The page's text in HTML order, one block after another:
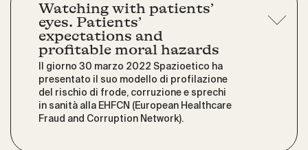
Watching with patients’
eyes. Patients’
expectations and
profitable moral hazards
Il giorno 30 marzo 2022 Spazioetico ha
presentato il suo modello di profilazione
del rischio di frode, corruzione e sprechi
in sanità alla EHFCN (European Healthcare
Fraud and Corruption Network).